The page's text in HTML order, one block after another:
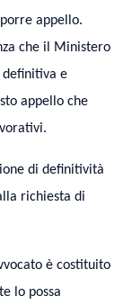
appello.
che il Ministero
definitiva e
appello che
di definitività
richiesta di
è costituito
lo possa